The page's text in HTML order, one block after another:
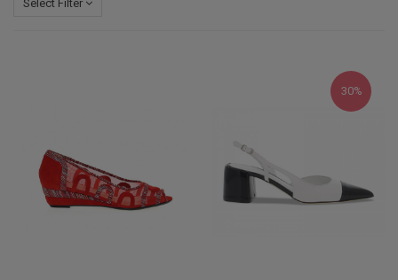
Select Filter
30%